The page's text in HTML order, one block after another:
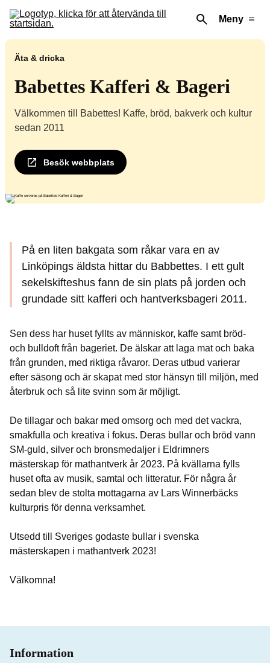
Meny
Äta & dricka
Babettes Kafferi & Bageri
Välkommen till Babettes! Kaffe, bröd, bakverk och kultur
sedan 2011
Besök webbplats
På en liten bakgata som råkar vara en av
Linköpings äldsta hittar du Babbettes. I ett gult
sekelskifteshus fann de sin plats på jorden och
grundade sitt kafferi och hantverksbageri 2011.
Sen dess har huset fyllts av människor, kaffe samt bröd-
och bulldoft från bageriet. De älskar att laga mat och baka
från grunden, med riktiga råvaror. Deras utbud varierar
efter säsong och är skapat med stor hänsyn till miljön, med
återbruk och så lite svinn som är möjligt.
De tillagar och bakar med omsorg och med det vackra,
smakfulla och kreativa i fokus. Deras bullar och bröd vann
SM-guld, silver och bronsmedaljer i Eldrimners
mästerskap för mathantverk år 2023. På kvällarna fylls
huset ofta av musik, samtal och litteratur. För några år
sedan blev de stolta mottagarna av Lars Winnerbäcks
kulturpris för denna verksamhet.
Utsedd till Sveriges godaste bullar i svenska
mästerskapen i mathantverk 2023!
Välkomna!
Information